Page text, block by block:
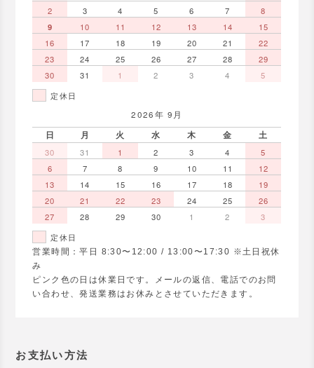
2
3 4 5 6 7
8
9
10 11 12 13 14
15
16
17 18 19 20 21
22
23
24 25 26 27 28
29
30
31 1 2 3 4
5
定休日
2026年 9月
日 月 火 水 木 金 土
30 31 1 2 3 4
5
6
7 8 9 10 11
12
13
14 15 16 17 18
19
20
21 22 23 24 25
26
27
28 29 30 1 2
3
定休日
営業時間：平日 8:30〜12:00 / 13:00〜17:30 ※土日祝休
み
ピンク色の日は休業日です。メールの返信、電話でのお問
い合わせ、発送業務はお休みとさせていただきます。
お支払い方法